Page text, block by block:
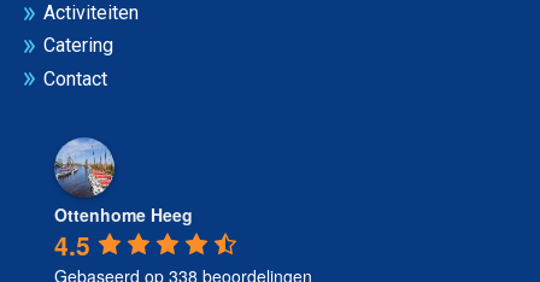
Activiteiten
Catering
Contact
Ottenhome Heeg
4.5
Gebaseerd op 338 beoordelingen